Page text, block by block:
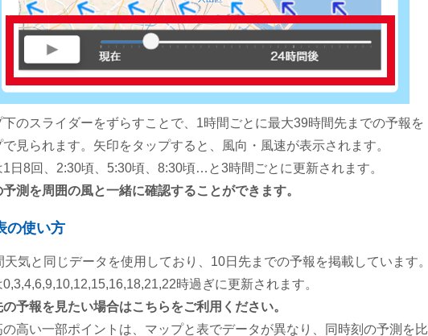
下のスライダーをずらすことで、1時間ごとに最大39時間先までの予報を
で見られます。矢印をタップすると、風向・風速が表示されます。
1日8回、2:30頃、5:30頃、8:30頃…と3時間ごとに更新されます。
測を周囲の風と一緒に確認することができます。
の使い方
天気と同じデータを使用しており、10日先までの予報を掲載しています。
時過ぎに更新されます。
予報を見たい場合はこちらをご利用ください。
高い一部ポイントは、マップと表でデータが異なり、同時刻の予測を比